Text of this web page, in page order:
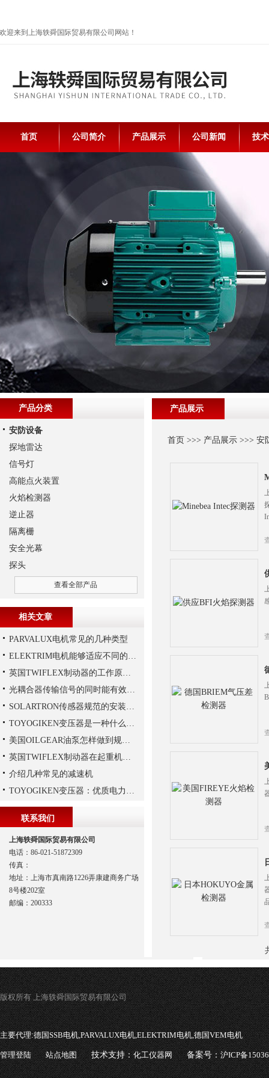
欢迎来到上海轶舜国际贸易有限公司网站！
首页 公司简介 产品展示 公司新闻 技
产品展示
首页 >>> 产品展示 >>>安
产品分类
安防设备
探地雷达
信号灯
高能点火装置
火焰检测器
逆止器
隔离栅
安全光幕
探头
查看全部产品
相关文章
PARVALUX电机常见的几种类型
ELEKTRIM电机能够适应不同的工作需求
英国TWIFLEX制动器的工作原理,大家想知道吗？
光耦合器传输信号的同时能有效抑制尖脉冲机各种杂讯干扰
SOLARTRON传感器规范的安装技巧
TOYOGIKEN变压器是一种什么设备
美国OILGEAR油泵怎样做到规范安装
英国TWIFLEX制动器在起重机作业中出现常见故障的原因
介绍几种常见的减速机
TOYOGIKEN变压器：优质电力转换与可靠性的解决方案“
联系我们
上海轶舜国际贸易有限公司
电话：86-021-51872309
传真：
地址：上海市真南路1226弄康建商务广场
8号楼202室
邮编：200333
版权所有 上海轶舜国际贸易有限公司
主要代理:德国SSB电机,PARVALUX电机,ELEKTRIM电机,德国VEM电机
管理登陆 站点地图 技术支持：化工仪器网 备案号：沪ICP备